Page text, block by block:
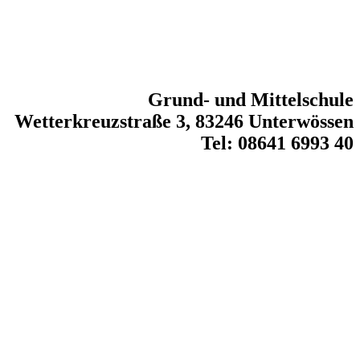
Grund- und Mittelschule
Wetterkreuzstraße 3, 83246 Unterwössen
Tel: 08641 6993 40